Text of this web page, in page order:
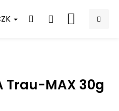
NÁKUPNÍ
Trau-MAX 30g